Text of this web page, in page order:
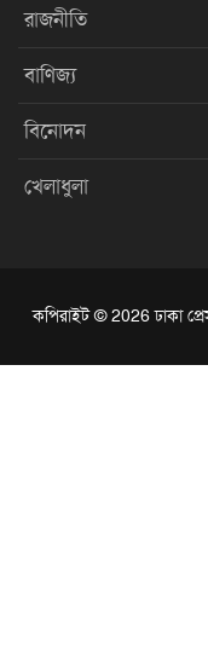
রাজনীতি
বাণিজ্য
বিনোদন
খেলাধুলা
কপিরাইট © 2026 ঢাকা